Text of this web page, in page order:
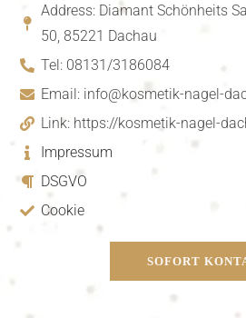
Address: Diamant Schönheits
50, 85221 Dachau
Tel: 08131/3186084
Email: info@kosmetik-nagel-
Link: https://kosmetik-nagel-
Impressum
DSGVO
Cookie
SOFORT